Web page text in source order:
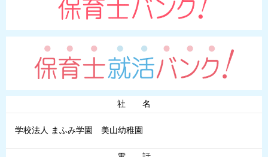
社 名
学校法人 まふみ学園 美山幼稚園